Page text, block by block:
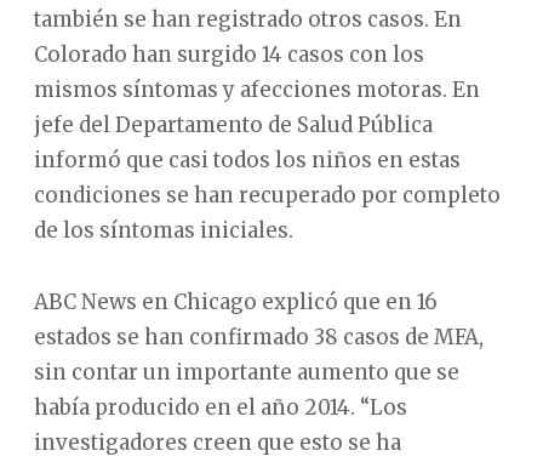
también se han registrado otros casos. En
Colorado han surgido 14 casos con los
mismos síntomas y afecciones motoras. En
jefe del Departamento de Salud Pública
informó que casi todos los niños en estas
condiciones se han recuperado por completo
de los síntomas iniciales.
ABC News en Chicago explicó que en 16
estados se han confirmado 38 casos de MFA,
sin contar un importante aumento que se
había producido en el año 2014. “Los
investigadores creen que esto se ha